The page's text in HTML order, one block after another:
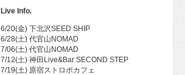
Live Info.
6/20(金) 下北沢SEED SHIP
6/28(土) 代官山NOMAD
7/06(土) 代官山NOMAD
7/12(土) 神田Live&Bar SECOND STEP
7/19(土) 原宿ストロボカフェ